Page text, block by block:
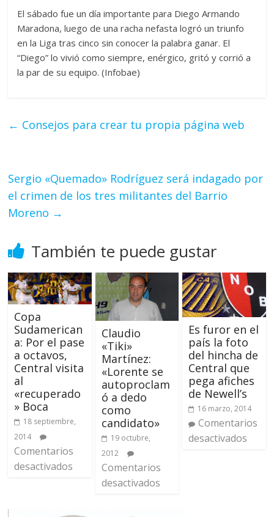
El sábado fue un día importante para Diego Armando
Maradona, luego de una racha nefasta logró un triunfo
en la Liga tras cinco sin conocer la palabra ganar. El
“Diego” lo vivió como siempre, enérgico, gritó y corrió a
la par de su equipo. (Infobae)
← Consejos para crear tu propia página web
Sergio «Quemado» Rodríguez será indagado por
el crimen de los tres militantes del Barrio
Moreno →
También te puede gustar
Copa
Sudamerican
a: Por el pase
a octavos,
Central visita
al
«recuperado
» Boca
18 septiembre,
2014
Comentarios
desactivados
Claudio
«Tiki»
Martínez:
«Lorente se
autoproclam
ó a dedo
como
candidato»
19 octubre,
2012
Comentarios
desactivados
Es furor en el
país la foto
del hincha de
Central que
pega afiches
de Newell’s
16 marzo, 2014
Comentarios
desactivados